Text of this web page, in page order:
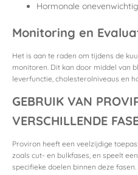
Hormonale
Monitoring en
Het is aan te raden om tijdens de
monitoren. Dit kan door middel van
leverfunctie, cholesterolniveaus en
GEBRUIK VAN
VERSCHILLENDE
Proviron heeft een veelzijdige
zoals cut- en bulkfases, en speelt
specifieke doelen binnen deze fasen.